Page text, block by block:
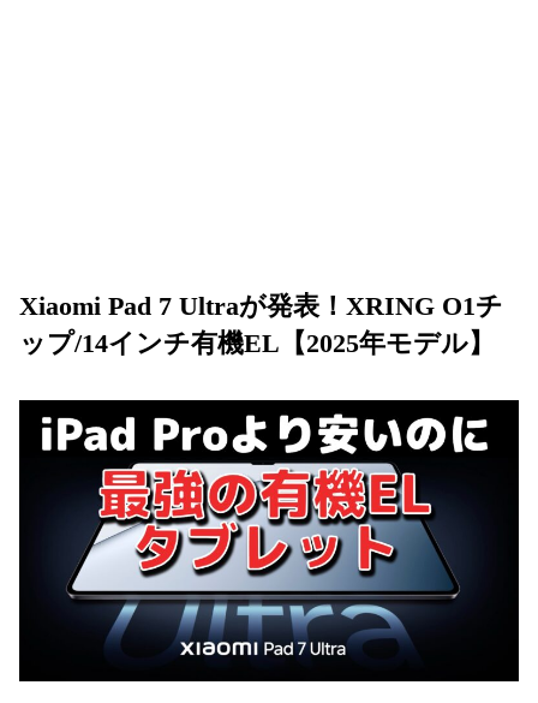
Xiaomi Pad 7 Ultraが発表！XRING O1チ
ップ/14インチ有機EL【2025年モデル】